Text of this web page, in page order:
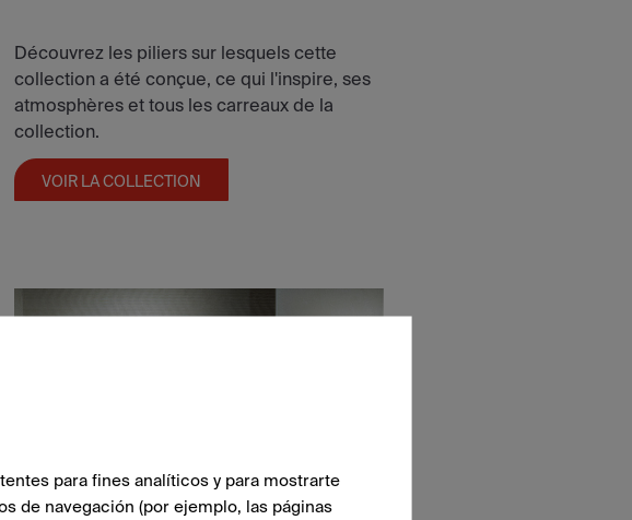
Découvrez les piliers sur lesquels cette
collection a été conçue, ce qui l'inspire, ses
atmosphères et tous les carreaux de la
collection.
VOIR LA COLLECTION
para fines analíticos y para mostrarte
de navegación (por ejemplo, las páginas